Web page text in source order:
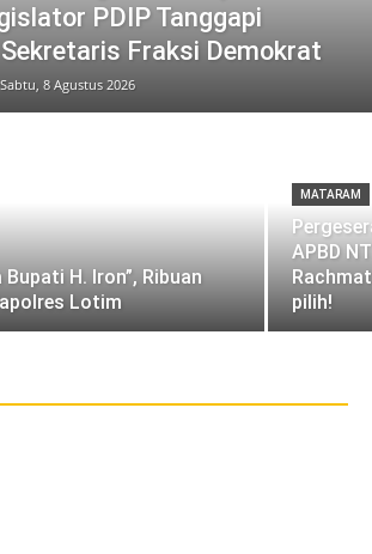
PDIP Tanggapi
Fraksi Demokrat
Sabtu, 8 Agustus 2026
Bupati H. Iron”, Ribuan
Lotim
MATARAM
APBD
pilih!